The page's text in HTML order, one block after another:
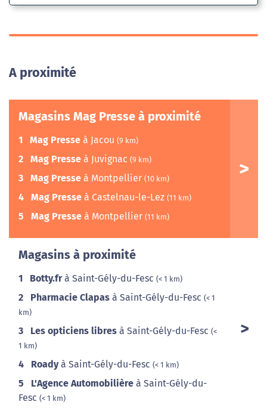
A proximité
Magasins Mag Presse à proximité
1 Mag Presse à Jacou (9 km)
2 Mag Presse à Juvignac (9 km)
3 Mag Presse à Montpellier (10 km)
4 Mag Presse à Castelnau-le-Lez (11 km)
5 Mag Presse à Montpellier (11 km)
Magasins à proximité
1 Botty.frà Saint-Gély-du-Fesc (< 1 km)
2 Pharmacie Clapas à Saint-Gély-du-Fesc (< 1
km)
3 Les opticiens libres à Saint-Gély-du-Fesc (<
1 km)
4 Roadyà Saint-Gély-du-Fesc (< 1 km)
5 L'Agence Automobilière à Saint-Gély-du-
Fesc (< 1 km)